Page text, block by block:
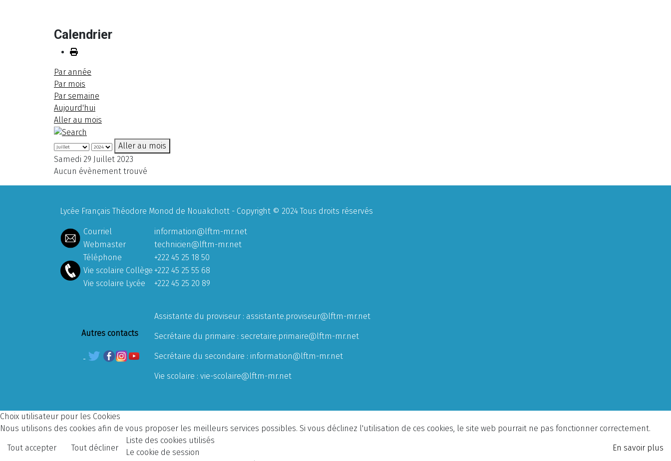
Calendrier
Par année
Par mois
Par semaine
Aujourd'hui
Aller au mois
Aller au mois
Samedi 29 Juillet 2023
Aucun évènement trouvé
Lycée Français Théodore Monod de Nouakchott - Copyright © 2024 Tous droits réservés
Courriel
information@lftm-mr.net
Webmaster
technicien@lftm-mr.net
Téléphone
+222 45 25 18 50
Vie scolaire Collège +222 45 25 55 68
Vie scolaire Lycée
+222 45 25 20 89
Autres contacts
Assistante du proviseur : assistante.proviseur@lftm-mr.net
Secrétaire du primaire : secretaire.primaire@lftm-mr.net
Secrétaire du secondaire : information@lftm-mr.net
Vie scolaire : vie-scolaire@lftm-mr.net
Choix utilisateur pour les Cookies
Nous utilisons des cookies afin de vous proposer les meilleurs services possibles. Si vous déclinez l'utilisation de ces cookies, le site web pourrait ne pas fonctionner correctement.
Tout accepter Tout décliner En savoir plus
Liste des cookies utilisés
Le cookie de session